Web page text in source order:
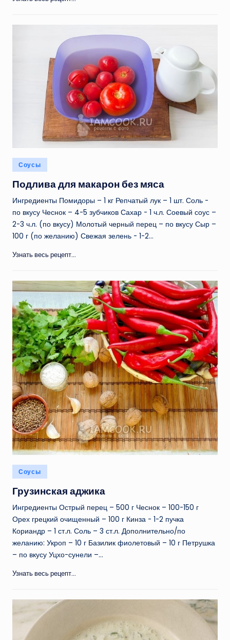
Опубликовано
в
Соусы
Подлива для макарон без мяса
Ингредиенты Помидоры – 1 кг Репчатый лук – 1 шт. Соль -
по вкусу Чеснок – 4-5 зубчиков Сахар - 1 ч.л. Соевый соус –
2-3 ч.л. (по вкусу) Молотый черный перец – по вкусу Сыр –
100 г (по желанию) Свежая зелень - 1-2…
Узнать весь рецепт...
Опубликовано
в
Соусы
Грузинская аджика
Ингредиенты Острый перец – 500 г Чеснок – 100-150 г
Орех грецкий очищенный – 100 г Кинза - 1-2 пучка
Кориандр – 1 ст.л. Соль – 3 ст.л. Дополнительно/по
желанию: Укроп – 10 г Базилик фиолетовый – 10 г Петрушка
– по вкусу Уцхо-сунели –…
Узнать весь рецепт...